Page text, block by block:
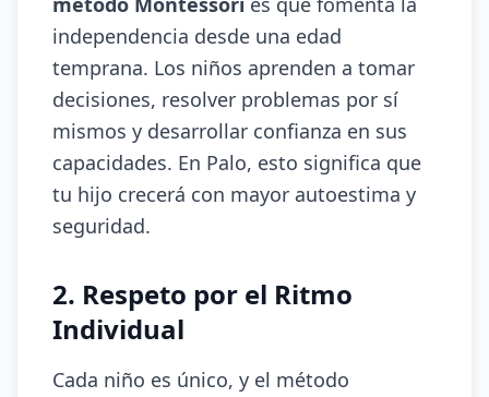
independencia desde una edad
temprana. Los niños aprenden a tomar
decisiones, resolver problemas por sí
mismos y desarrollar confianza en sus
capacidades. En Palo, esto significa que
tu hijo crecerá con mayor autoestima y
seguridad.
2. Respeto por el Ritmo
Individual
Cada niño es único, y el método